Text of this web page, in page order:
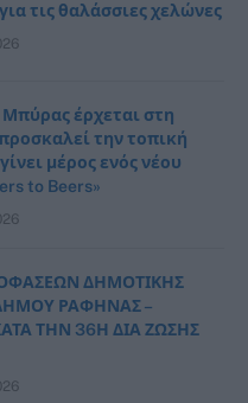
τις θαλάσσιες χελώνες
έρχεται στη
την τοπική
μέρος ενός νέου
to Beers»
ΔΗΜΟΤΙΚΗΣ
ΡΑΦΗΝΑΣ –
ΤΗΝ 36Η ΔΙΑ ΖΩΣΗΣ